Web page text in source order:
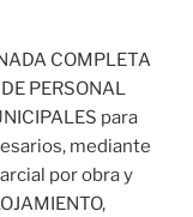
COMPLETA
PERSONAL
para
mediante
por obra y